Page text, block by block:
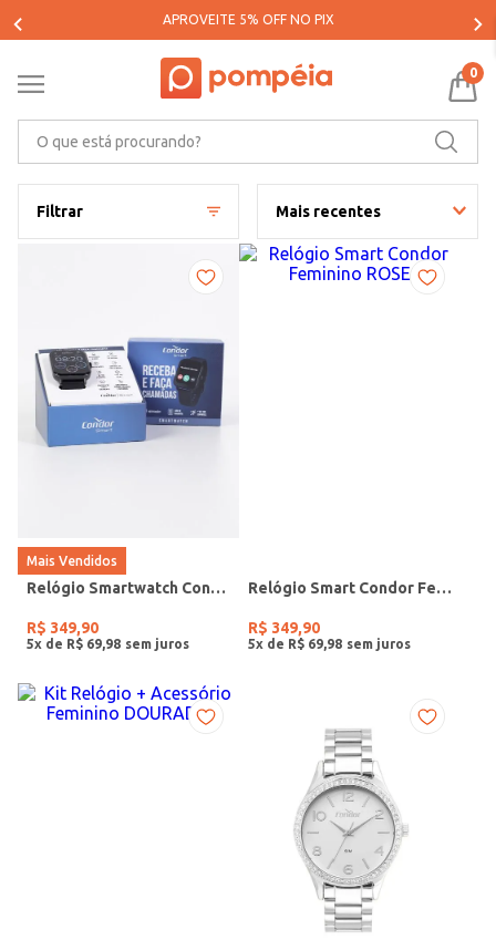
PARCELE SUAS COMPRAS EM ATÉ 5X SEM JUROS*
0
Filtrar Mais recentes
Mais Vendidos
Relógio Smartwatch Condor PRETO
R$ 349,90
5x de R$ 69 98
Relógio Smart Condor Feminino ROSE
R$ 349,90
5x de R$ 69 98